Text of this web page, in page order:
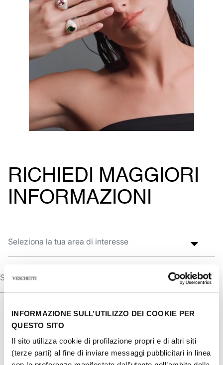
INFORMAZIONE SULL’UTILIZZO DEI COOKIE PER
QUESTO SITO
Il sito utilizza cookie di profilazione propri e di altri siti
(terze parti) al fine di inviare messaggi pubblicitari in linea
RICHIEDI MAGGIORI
INFORMAZIONI